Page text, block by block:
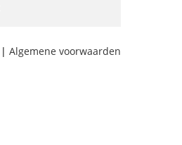
| Algemene voorwaarden